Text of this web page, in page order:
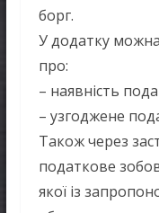
борг.
У додатку
про:
– наявність
– узгоджене
Також через
податкове
якої із